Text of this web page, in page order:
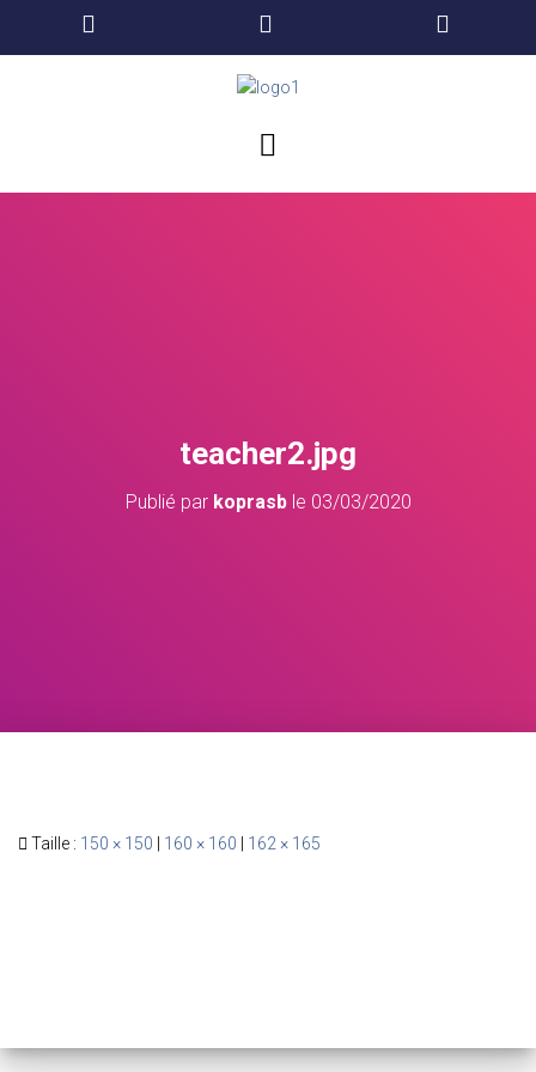
teacher2.jpg
Publié par koprasble 03/03/2020
Taille : 150 × 150 160 × 160 162 × 165